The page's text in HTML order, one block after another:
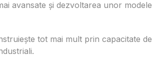
avansate și dezvoltarea unor modele
tot mai mult prin capacitate de